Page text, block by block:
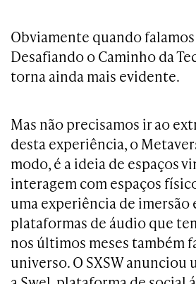
Obviamente quando
Desafiando o Caminho da
torna ainda mais evidente.
Mas não precisamos ir ao
desta experiência, o
modo, é a ideia de espaços
interagem com espaços
uma experiência de imersão
plataformas de áudio que
nos últimos meses também
universo. O SXSW anunciou